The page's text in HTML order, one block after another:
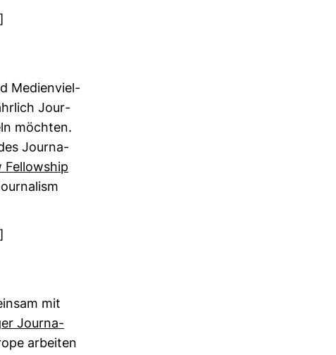
Medi­en­viel­
Jour­
möchten.
Jour­na­
Fel­low­ship
mit
Jour­na­
arbeiten